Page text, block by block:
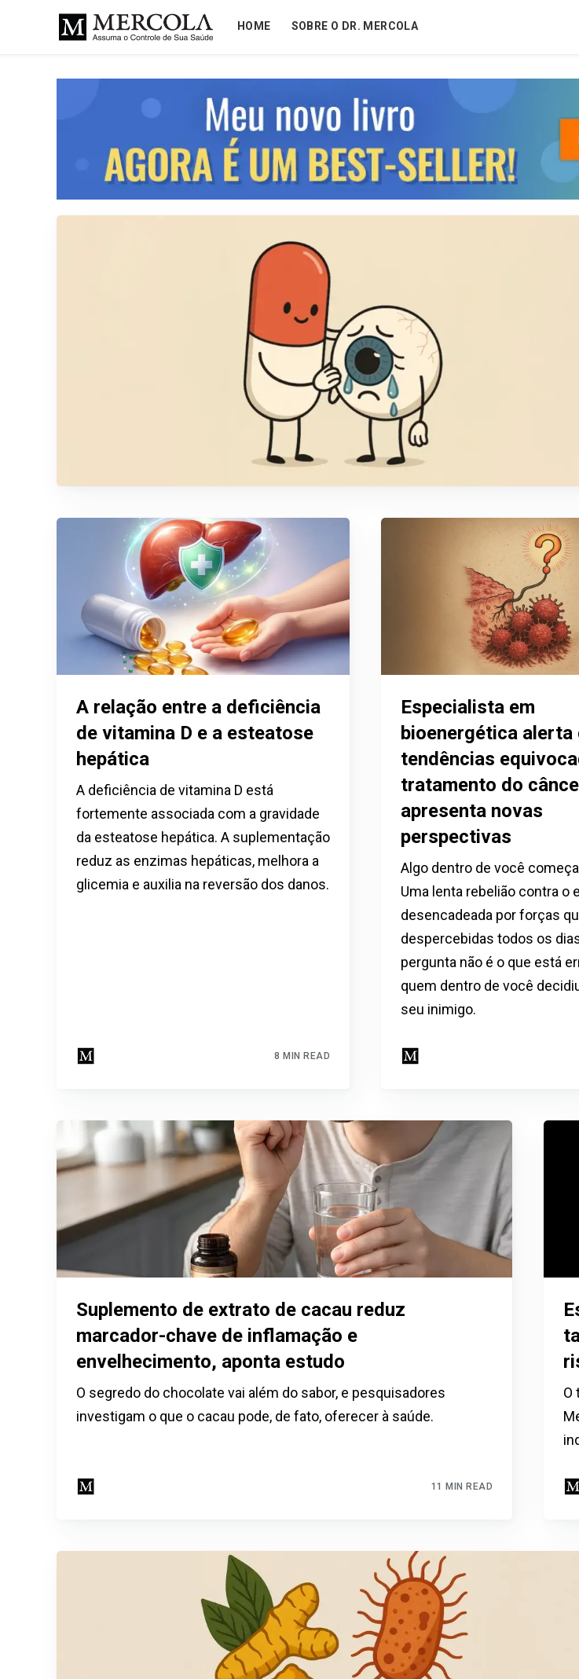
HOME SOBRE O DR. MERCOLA
A relação entre a deficiência
de vitamina D e a esteatose
hepática
A deficiência de vitamina D está
fortemente associada com a gravidade
da esteatose hepática. A suplementação
reduz as enzimas hepáticas, melhora a
glicemia e auxilia na reversão dos danos.
8 MIN READ
Especialista em
bioenergética
tendências
tratamento do
apresenta novas
perspectivas
Algo dentro de você
Uma lenta rebelião contra o
desencadeada por forças
despercebidas todos os
pergunta não é o que está
quem dentro de você
seu inimigo.
Suplemento de extrato de cacau reduz
marcador-chave de inflamação e
envelhecimento, aponta estudo
O segredo do chocolate vai além do sabor, e pesquisadores
investigam o que o cacau pode, de fato, oferecer à saúde.
11 MIN READ
O
Escreva-se para
informativo de saúde